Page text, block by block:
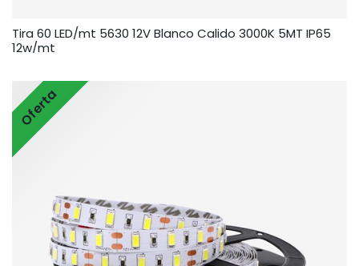
Tira 60 LED/mt 5630 12V Blanco Calido 3000K 5MT IP65
12w/mt
Oferta